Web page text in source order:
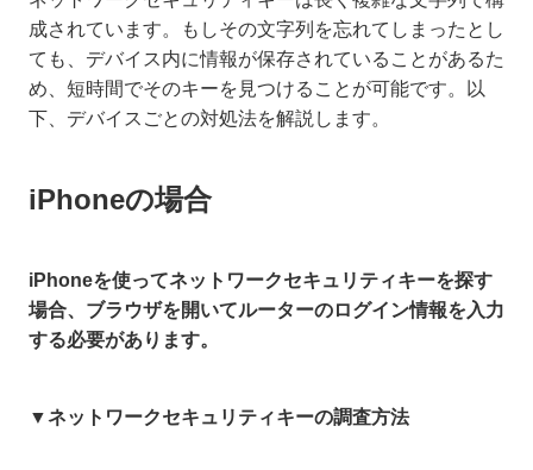
成されています。もしその文字列を忘れてしまったとし
ても、デバイス内に情報が保存されていることがあるた
め、短時間でそのキーを見つけることが可能です。以
下、デバイスごとの対処法を解説します。
iPhoneの場合
iPhoneを使ってネットワークセキュリティキーを探す
場合、ブラウザを開いてルーターのログイン情報を入力
する必要があります。
▼ネットワークセキュリティキーの調査方法